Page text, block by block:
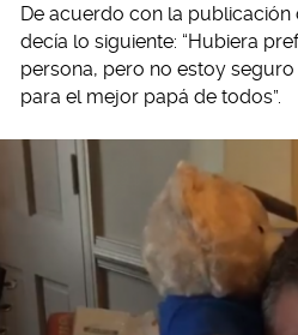
De acuerdo con la publicación
decía lo siguiente: “Hubiera
persona, pero no estoy
para el mejor papá de todos”.